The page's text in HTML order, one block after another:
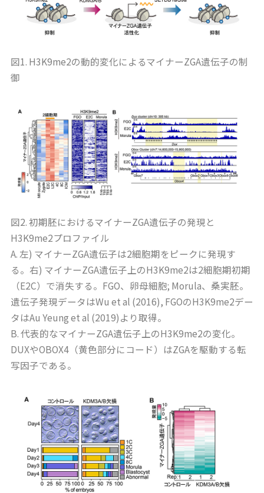
図1. H3K9me2の動的変化によるマイナーZGA遺伝子の制
御
図2. 初期胚におけるマイナーZGA遺伝子の発現と
H3K9me2プロファイル
A. 左) マイナーZGA遺伝子は2細胞期をピークに発現す
る。右) マイナーZGA遺伝子上のH3K9me2は2細胞期初期
（E2C）で消失する。FGO、卵母細胞; Morula、桑実胚。
遺伝子発現データはWu et al (2016), FGOのH3K9me2デー
タはAu Yeung et al (2019)より取得。
B. 代表的なマイナーZGA遺伝子上のH3K9me2の変化。
DUXやOBOX4（黄色部分にコード）はZGAを駆動する転
写因子である。